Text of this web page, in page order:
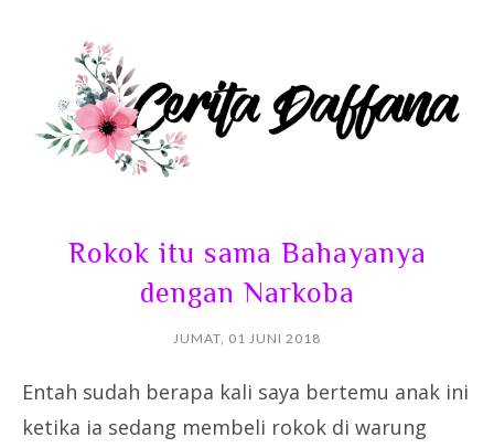
Rokok itu sama Bahayanya
dengan Narkoba
JUMAT, 01 JUNI 2018
Entah sudah berapa kali saya bertemu anak ini
ketika ia sedang membeli rokok di warung